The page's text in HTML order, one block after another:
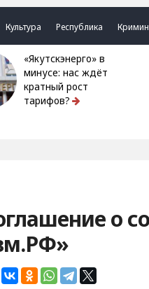
Культура Республика
«Якутскэнерго» в
минусе: нас ждёт
кратный рост
тарифов?
о